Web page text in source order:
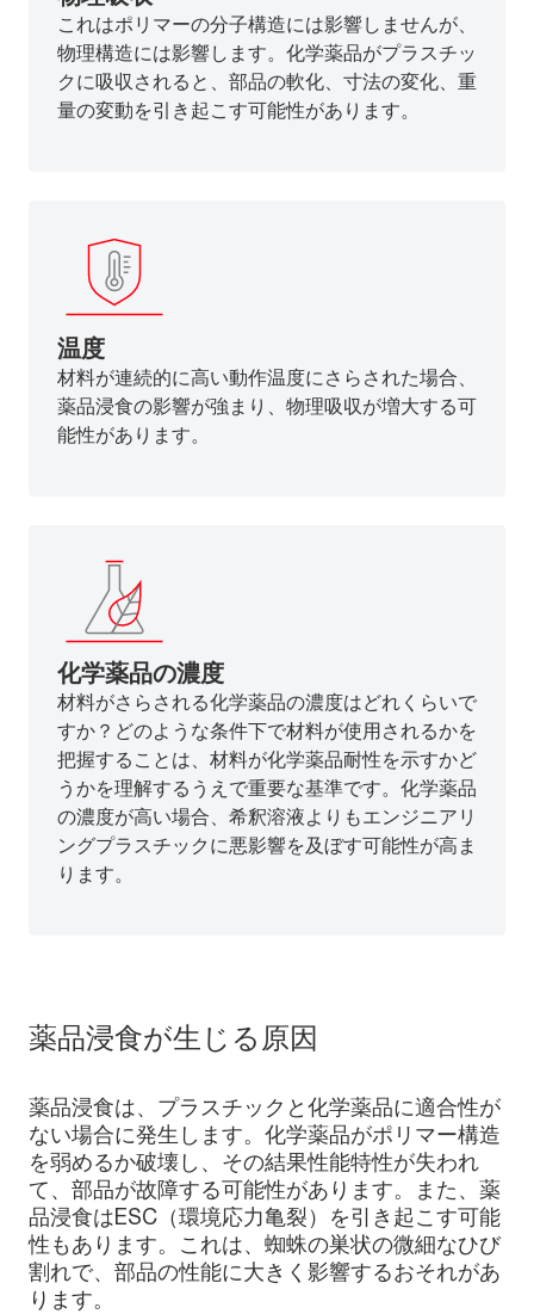
これはポリマーの分子構造には影響しませんが、
物理構造には影響します。化学薬品がプラスチッ
クに吸収されると、部品の軟化、寸法の変化、重
量の変動を引き起こす可能性があります。
温度
材料が連続的に高い動作温度にさらされた場合、
薬品浸食の影響が強まり、物理吸収が増大する可
能性があります。
化学薬品の濃度
材料がさらされる化学薬品の濃度はどれくらいで
すか？どのような条件下で材料が使用されるかを
把握することは、材料が化学薬品耐性を示すかど
うかを理解するうえで重要な基準です。化学薬品
の濃度が高い場合、希釈溶液よりもエンジニアリ
ングプラスチックに悪影響を及ぼす可能性が高ま
ります。
薬品浸食が生じる原因
薬品浸食は、プラスチックと化学薬品に適合性が
ない場合に発生します。化学薬品がポリマー構造
を弱めるか破壊し、その結果性能特性が失われ
て、部品が故障する可能性があります。また、薬
品浸食はESC（環境応力亀裂）を引き起こす可能
性もあります。これは、蜘蛛の巣状の微細なひび
割れで、部品の性能に大きく影響するおそれがあ
ります。